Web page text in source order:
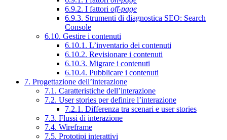
6.9.2. I fattori off-page
6.9.3. Strumenti di diagnostica SEO: Search
Console
6.10. Gestire i contenuti
6.10.1. L’inventario dei contenuti
6.10.2. Revisionare i contenuti
6.10.3. Migrare i contenuti
6.10.4. Pubblicare i contenuti
7. Progettazione dell’interazione
7.1. Caratteristiche dell’interazione
7.2. User stories per definire l’interazione
7.2.1. Differenza tra scenari e user stories
7.3. Flussi di interazione
7.4. Wireframe
7.5. Prototipi interattivi